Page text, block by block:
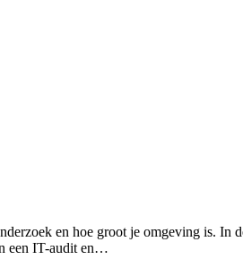
en hoe groot je omgeving is. In
een IT-audit en…